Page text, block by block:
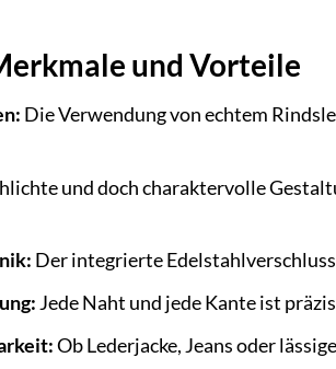
und Vorteile
Die Verwendung von echtem
und doch charaktervolle
Der integrierte
Jede Naht und jede Kante ist
Ob Lederjacke, Jeans oder